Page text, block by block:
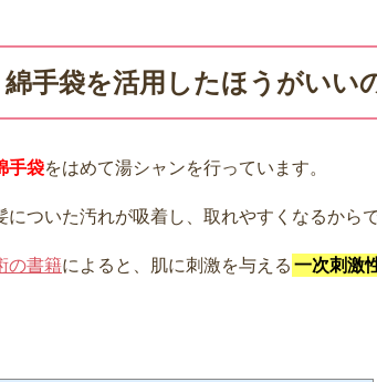
手袋を活用したほうがいい
手袋をはめて湯シャンを行っています。
ついた汚れが吸着し、取れやすくなるからで
の書籍によると、肌に刺激を与える 一次刺激